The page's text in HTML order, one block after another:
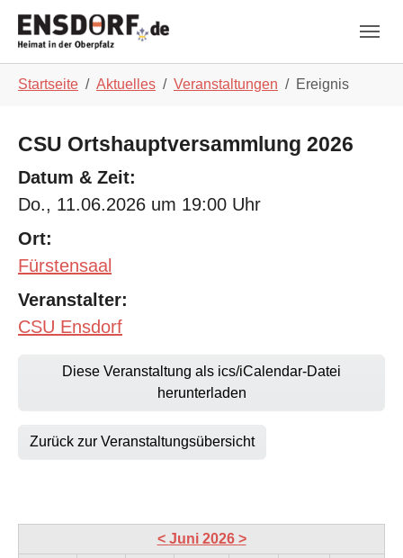
Startseite Aktuelles Veranstaltungen Ereignis
CSU Ortshauptversammlung 2026
Datum & Zeit:
Do., 11.06.2026 um 19:00 Uhr
Ort:
Fürstensaal
Veranstalter:
CSU Ensdorf
Diese Veranstaltung als ics/iCalendar-Datei
herunterladen
Zurück zur Veranstaltungsübersicht
< Juni 2026 >